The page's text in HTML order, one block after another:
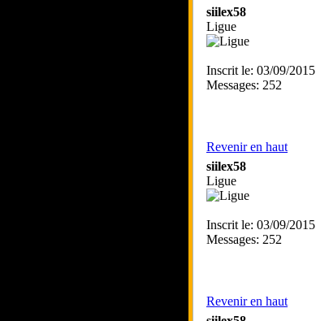
siilex58
Ligue
Inscrit le: 03/09/2015
Messages: 252
Revenir en haut
siilex58
Ligue
Inscrit le: 03/09/2015
Messages: 252
Revenir en haut